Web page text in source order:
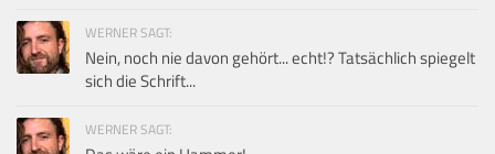
WERNER SAGT:
Nein, noch nie davon gehört... echt!? Tatsächlich spiegelt
sich die Schrift...
WERNER SAGT: